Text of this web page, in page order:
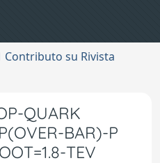
Contributo su Rivista
QUARK
BAR)-P
TEV